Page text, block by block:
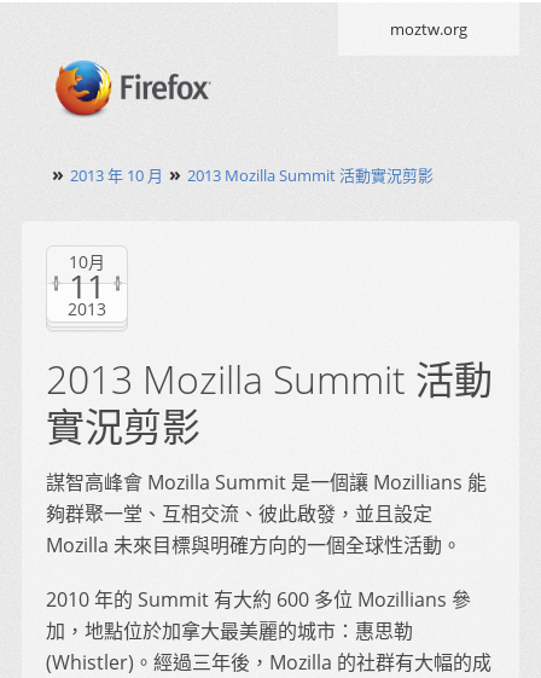
moztw.org
» 2013 年 10 月 » 2013 Mozilla Summit 活動實況剪影
10月
11
2013
2013 Mozilla Summit 活動
實況剪影
謀智高峰會 Mozilla Summit 是一個讓 Mozillians 能
夠群聚一堂、互相交流、彼此啟發，並且設定
Mozilla 未來目標與明確方向的一個全球性活動。
2010 年的 Summit 有大約 600 多位 Mozillians 參
加，地點位於加拿大最美麗的城市：惠思勒
(Whistler)。經過三年後，Mozilla 的社群有大幅的成